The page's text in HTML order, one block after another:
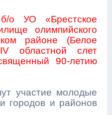
о УО «Брестское
олимпийского
районе (Белое
областной слет
90-летию
участие молодые
городов и районов